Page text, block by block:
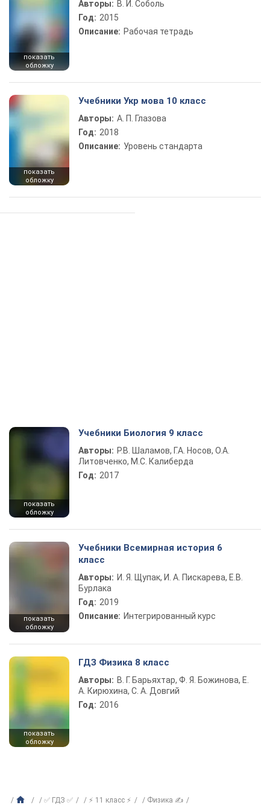
показать
обложку
Авторы: В. И. Соболь
Год: 2015
Описание: Рабочая тетрадь
показать
обложку
Учебники Укр мова 10 класс
Авторы: А. П. Глазова
Год: 2018
Описание: Уровень стандарта
показать
обложку
Учебники Биология 9 класс
Авторы: Р.В. Шаламов, Г.А. Носов, О.А.
Литовченко, М.С. Калиберда
Год: 2017
показать
обложку
Учебники Всемирная история 6
класс
Авторы: И. Я. Щупак, И. А. Пискарева, Е.В.
Бурлака
Год: 2019
Описание: Интегрированный курс
показать
обложку
ГДЗ Физика 8 класс
Авторы: В. Г. Барьяхтар, Ф. Я. Божинова, Е.
А. Кирюхина, С. А. Довгий
Год: 2016
✅ ГДЗ ✅ ⚡ 11 класс ⚡
Физика ✍